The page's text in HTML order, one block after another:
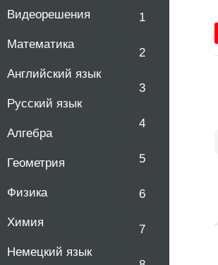
Видеорешения
Математика
Английский язык
Русский язык
Алгебра
Геометрия
Физика
Химия
Немецкий язык
1
2
3
4
5
6
7